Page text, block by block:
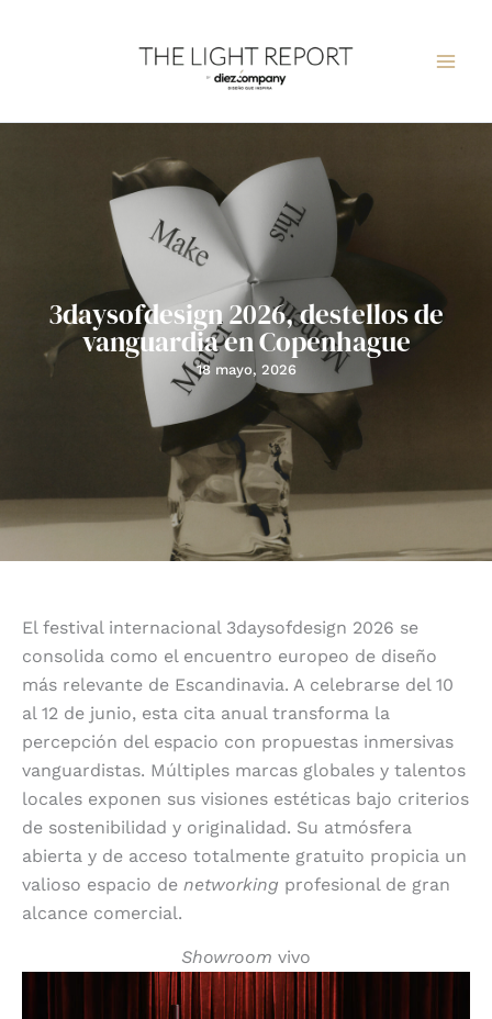
3daysofdesign 2026, destellos de
vanguardia en Copenhague
18 mayo, 2026
El festival internacional 3daysofdesign 2026 se
consolida como el encuentro europeo de diseño
más relevante de Escandinavia. A celebrarse del 10
al 12 de junio, esta cita anual transforma la
percepción del espacio con propuestas inmersivas
vanguardistas. Múltiples marcas globales y talentos
locales exponen sus visiones estéticas bajo criterios
de sostenibilidad y originalidad. Su atmósfera
abierta y de acceso totalmente gratuito propicia un
valioso espacio de networking profesional de gran
alcance comercial.
Showroom vivo